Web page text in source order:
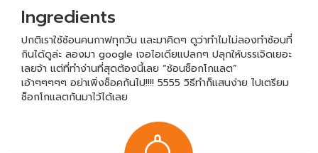
Ingredients
ปกติเราใช้ช้อนคนกาฟทุกวัน และมาคิดๆ ดูว่าทำไมไม่ลองทำช้อนที่
กินได้ดูล่ะ ลองมา google เจอไอเดียแปลกๆ ปลุกให้บรรเจิดเยอะ
เลยจ้า แต่ที่ทำง่านที่สุดต้องนี้เลย “ช้อนช็อกโกแลต”
เอ้าๆๆๆๆๆ อย่าเพิ่งช็อคกันไป!!!! 5555 วิธีทำก็แสนง่าย ไปเตรียม
ช็อกโกแลตกันมาไว้ได้เลย